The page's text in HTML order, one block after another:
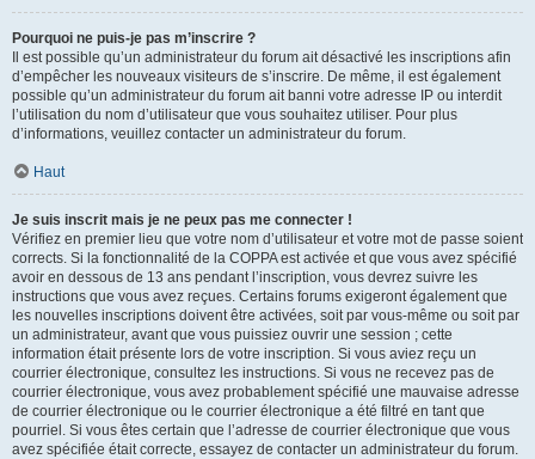
Pourquoi ne puis-je pas m’inscrire ?
Il est possible qu’un administrateur du forum ait désactivé les inscriptions afin
d’empêcher les nouveaux visiteurs de s’inscrire. De même, il est également
possible qu’un administrateur du forum ait banni votre adresse IP ou interdit
l’utilisation du nom d’utilisateur que vous souhaitez utiliser. Pour plus
d’informations, veuillez contacter un administrateur du forum.
Haut
Je suis inscrit mais je ne peux pas me connecter !
Vérifiez en premier lieu que votre nom d’utilisateur et votre mot de passe soient
corrects. Si la fonctionnalité de la COPPA est activée et que vous avez spécifié
avoir en dessous de 13 ans pendant l’inscription, vous devrez suivre les
instructions que vous avez reçues. Certains forums exigeront également que
les nouvelles inscriptions doivent être activées, soit par vous-même ou soit par
un administrateur, avant que vous puissiez ouvrir une session ; cette
information était présente lors de votre inscription. Si vous aviez reçu un
courrier électronique, consultez les instructions. Si vous ne recevez pas de
courrier électronique, vous avez probablement spécifié une mauvaise adresse
de courrier électronique ou le courrier électronique a été filtré en tant que
pourriel. Si vous êtes certain que l’adresse de courrier électronique que vous
avez spécifiée était correcte, essayez de contacter un administrateur du forum.